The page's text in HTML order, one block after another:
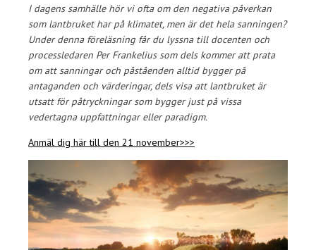
I dagens samhälle hör vi ofta om den negativa påverkan
som lantbruket har på klimatet, men är det hela sanningen?
Under denna föreläsning får du lyssna till docenten och
processledaren Per Frankelius som dels kommer att prata
om att sanningar och påståenden alltid bygger på
antaganden och värderingar, dels visa att lantbruket är
utsatt för påtryckningar som bygger just på vissa
vedertagna uppfattningar eller paradigm.
Anmäl dig här till den 21 november>>>